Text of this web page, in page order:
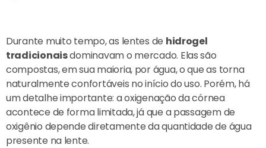
Durante muito tempo, as lentes de hidrogel
tradicionaisdominavam o mercado. Elas são
compostas, em sua maioria, por água, o que as torna
naturalmente confortáveis no início do uso. Porém, há
um detalhe importante: a oxigenação da córnea
acontece de forma limitada, já que a passagem de
oxigênio depende diretamente da quantidade de água
presente na lente.